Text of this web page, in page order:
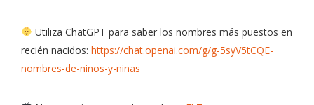
Utiliza ChatGPT para saber los nombres más puestos en
recién nacidos: https://chat.openai.com/g/g-5syV5tCQE-
nombres-de-ninos-y-ninas